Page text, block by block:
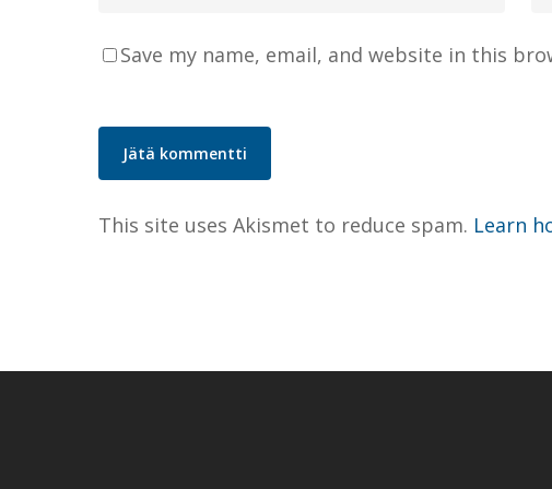
Save my name, email, and website in this
This site uses Akismet to reduce spam. Learn